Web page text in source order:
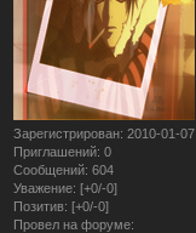
Зарегистрирован: 2010-01-07
Приглашений: 0
Сообщений: 604
Уважение: [+0/-0]
Позитив: [+0/-0]
Провел на форуме: